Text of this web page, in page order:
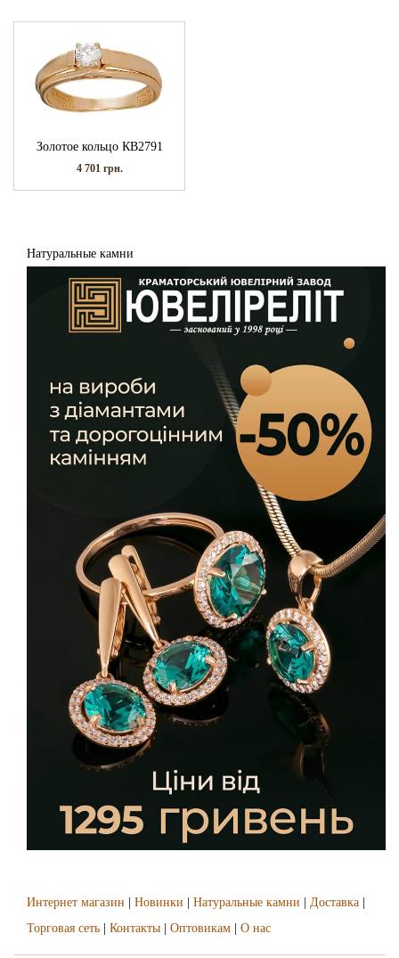
Золотое кольцо КВ2791
4 701 грн.
Натуральные камни
Интернет магазин Новинки Натуральные камни Доставка
Торговая сеть
Контакты Оптовикам О нас